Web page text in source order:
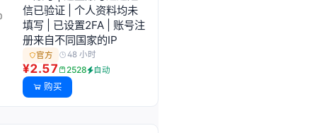
信已验证 | 个人资料均未
填写 | 已设置2FA | 账号注
册来自不同国家的IP
官方 48 小时
¥2.57 2528 自动
购买